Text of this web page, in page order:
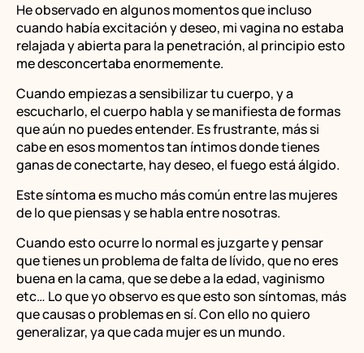
He observado en algunos momentos que incluso
cuando había excitación y deseo, mi vagina no estaba
relajada y abierta para la penetración, al principio esto
me desconcertaba enormemente.
Cuando empiezas a sensibilizar tu cuerpo, y a
escucharlo, el cuerpo habla y se manifiesta de formas
que aún no puedes entender. Es frustrante, más si
cabe en esos momentos tan íntimos donde tienes
ganas de conectarte, hay deseo, el fuego está álgido.
Este síntoma es mucho más común entre las mujeres
de lo que piensas y se habla entre nosotras.
Cuando esto ocurre lo normal es juzgarte y pensar
que tienes un problema de falta de lívido, que no eres
buena en la cama, que se debe a la edad, vaginismo
etc… Lo que yo observo es que esto son síntomas, más
que causas o problemas en sí. Con ello no quiero
generalizar, ya que cada mujer es un mundo.